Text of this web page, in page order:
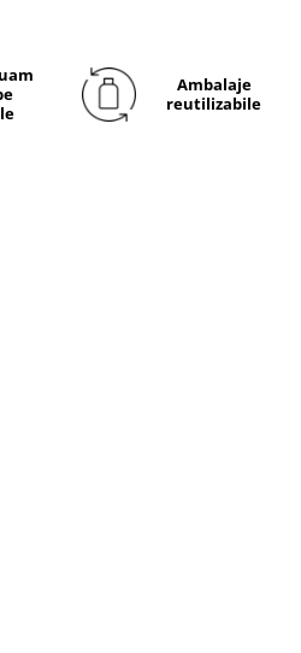
Ambalaje
reutilizabile